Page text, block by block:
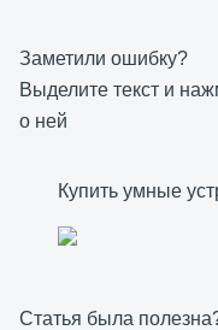
Заметили ошибку?
Выделите текст и
о ней
Купить умные
Статья была